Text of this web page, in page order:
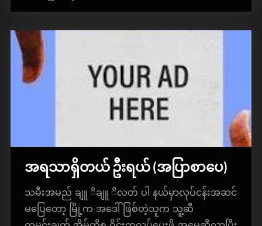
အရသာရှိတယ် ဦးရယ် (အပြာစာပေ)
သမီးအမည် ချူ ိချူ ိလတ် ပါ နယ်မှာလုပ်ငန်းအဆင်
မပြေတော့ မြို့က အဒေါ် ဖြစ်တဲ့သူက သူ့ဆီ